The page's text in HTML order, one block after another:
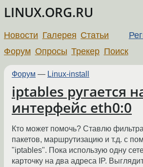
LINUX.ORG.RU
Новости Галерея Статьи
Форум Опросы Трекер Поиск
Форум — Linux-install
iptables ругается
интерфейс eth0:0
Кто может помочь? Ставлю
пакетов, маршрутизацию и т.д. с
"iptables". Пока использую одну
карточку на два адреса IP.